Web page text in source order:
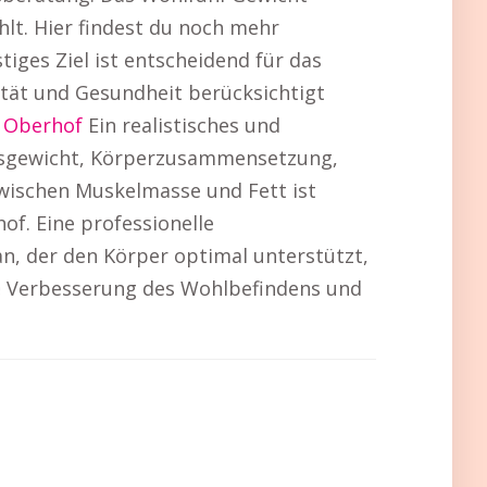
Hier findest du noch mehr
Ziel ist entscheidend für das
und Gesundheit berücksichtigt
Ein realistisches und
Körperzusammensetzung,
Muskelmasse und Fett ist
Eine professionelle
der den Körper optimal unterstützt,
des Wohlbefindens und